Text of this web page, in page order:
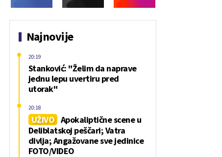
Najnovije
Stanković: "Želim da naprave
jednu lepu uvertiru pred
utorak"
20:19
UŽIVO Apokaliptične scene u
Deliblatskoj peščari; Vatra
divlja; Angažovane sve jedinice
FOTO/VIDEO
20:18